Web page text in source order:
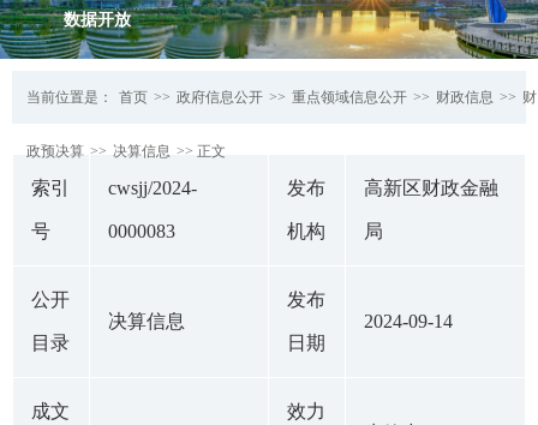
数据开放
当前位置是： 首页 >> 政府信息公开 >> 重点领域信息公开 >> 财政信息 >> 财
政预决算 >> 决算信息 >> 正文
索引
号
cwsjj/2024-
0000083
发布
机构
高新区财政金融
局
公开
目录
决算信息
发布
日期
2024-09-14
成文 效力